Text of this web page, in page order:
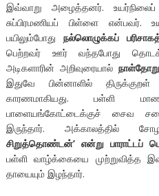
இவ்வாறு அழைத்தனர். உயர்நிலைப்
சுப்பிரமணியப் பிள்ளை என்பவர்.
பயிலும்போதுநல்லொழுக்கப்
பெற்றவர் ஊர் வந்தபோது
அடிகளாரின் அறிவுரையால்
இதுவே பின்னாளில்
காரணமாகியது. பள்ளி
பாளையங்கோட்டைக்குச் சைவ
இருந்தார். அக்காலத்தில்
சிறுத்தொண்டன்’ என்று பாராட்டப்
பள்ளி வாழ்க்கையை
தாயையும் இழந்தார்.